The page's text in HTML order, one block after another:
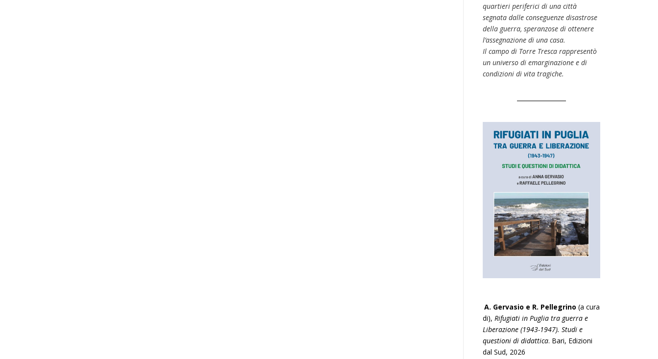
quartieri periferici di una città
segnata dalle conseguenze disastrose
della guerra, speranzose di ottenere
l’assegnazione di una casa.
Il campo di Torre Tresca rappresentò
un universo di emarginazione e di
condizioni di vita tragiche.
A. Gervasio e R. Pellegrino (a cura
di), Rifugiati in Puglia tra guerra e
Liberazione (1943-1947). Studi e
questioni di didattica. Bari, Edizioni
dal Sud, 2026